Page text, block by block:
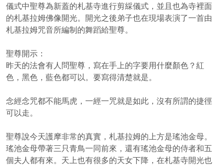
儀式中聖尊為新蓋的札基寺進行剪綵儀式，並且也為寺裡面
的札基拉姆佛像開光。開光之後弟子也在現場表演了一首由
札基拉姆咒音所編制的舞蹈給聖尊。
聖尊開示：
昨天的法會有人問聖尊，寫在手上的字要用什麼顏色？紅
色，黑色，藍色都可以。要寫得清楚就是。
念經念咒都不能馬虎，一經一咒就是如此，沒有所謂的捷徑
可以走。
聖尊說今天護摩非常的真實，札基拉姆的上方是瑤池金母。
瑤池金母帶著三只青鳥一同前來，還有瑤池金母的侍者和五
個夫人都有來。天上也有很多的天女下降，在札基寺開光也